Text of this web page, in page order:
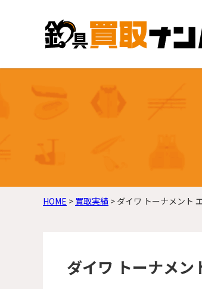
HOME > 買取実績 > ダイワ トーナメント
ダイワ トーナメン